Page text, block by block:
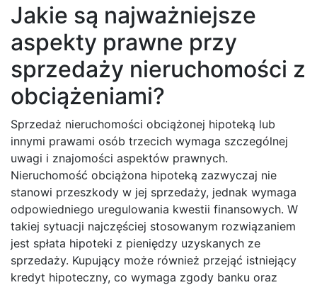
Jakie są najważniejsze
aspekty prawne przy
sprzedaży nieruchomości z
obciążeniami?
Sprzedaż nieruchomości obciążonej hipoteką lub
innymi prawami osób trzecich wymaga szczególnej
uwagi i znajomości aspektów prawnych.
Nieruchomość obciążona hipoteką zazwyczaj nie
stanowi przeszkody w jej sprzedaży, jednak wymaga
odpowiedniego uregulowania kwestii finansowych. W
takiej sytuacji najczęściej stosowanym rozwiązaniem
jest spłata hipoteki z pieniędzy uzyskanych ze
sprzedaży. Kupujący może również przejąć istniejący
kredyt hipoteczny, co wymaga zgody banku oraz